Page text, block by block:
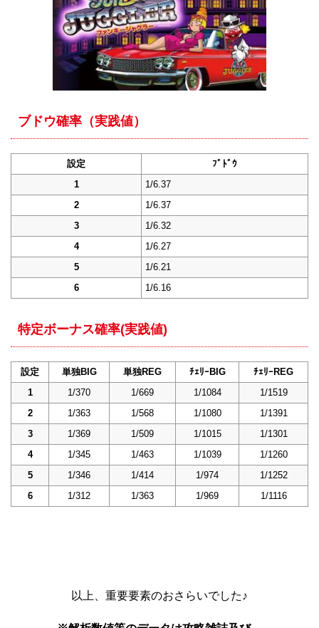
ブドウ確率（実践値）
設定
ﾌﾞﾄﾞｳ
1
1/6.37
2
1/6.37
3
1/6.32
4
1/6.27
5
1/6.21
6
1/6.16
特定ボーナス確率(実践値)
設定 単独BIG 単独REG ﾁｪﾘｰBIG
ﾁｪﾘｰREG
1
1/370 1/669 1/1084
1/1519
2
1/363 1/568 1/1080
1/1391
3
1/369 1/509 1/1015
1/1301
4
1/345 1/463 1/1039
1/1260
5
1/346 1/414 1/974
1/1252
6
1/312 1/363 1/969 1/1116
以上、重要要素のおさらいでした♪